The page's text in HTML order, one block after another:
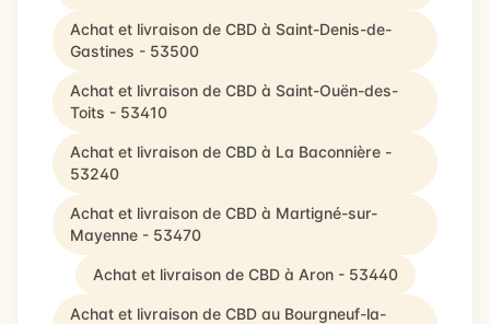
Achat et livraison de CBD à Saint-Denis-de-
Gastines - 53500
Achat et livraison de CBD à Saint-Ouën-des-
Toits - 53410
Achat et livraison de CBD à La Baconnière -
53240
Achat et livraison de CBD à Martigné-sur-
Mayenne - 53470
Achat et livraison de CBD à Aron - 53440
Achat et livraison de CBD au Bourgneuf-la-